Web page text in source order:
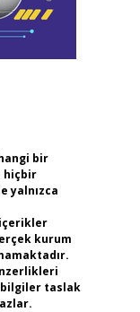
bir
hiçbir
yalnızca
kurum
taslak